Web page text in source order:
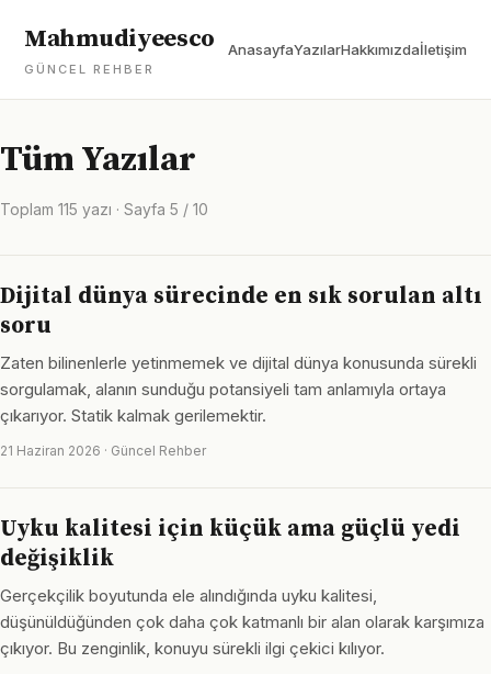
Mahmudiyeesco
GÜNCEL REHBER
AnasayfaYazılarHakkımızdaİletişim
Tüm Yazılar
Toplam 115 yazı · Sayfa 5 / 10
Dijital dünya sürecinde en sık sorulan altı
soru
Zaten bilinenlerle yetinmemek ve dijital dünya konusunda sürekli
sorgulamak, alanın sunduğu potansiyeli tam anlamıyla ortaya
çıkarıyor. Statik kalmak gerilemektir.
21 Haziran 2026 · Güncel Rehber
Uyku kalitesi için küçük ama güçlü yedi
değişiklik
Gerçekçilik boyutunda ele alındığında uyku kalitesi,
düşünüldüğünden çok daha çok katmanlı bir alan olarak karşımıza
çıkıyor. Bu zenginlik, konuyu sürekli ilgi çekici kılıyor.